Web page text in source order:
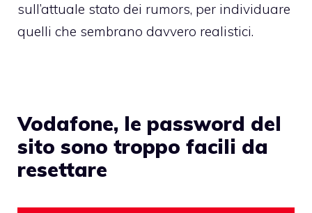
sull’attuale stato dei rumors, per individuare
quelli che sembrano davvero realistici.
Vodafone, le password del
sito sono troppo facili da
resettare